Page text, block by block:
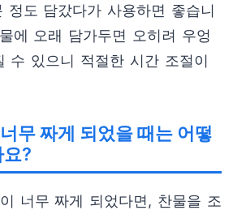
정도 담갔다가 사용하면 좋습니
에 오래 담가두면 오히려 우엉
수 있으니 적절한 시간 조절이
무 짜게 되었을 때는 어떻
?
너무 짜게 되었다면, 찬물을 조